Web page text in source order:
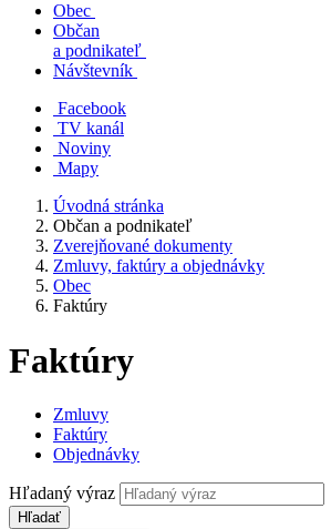
Obec
Občan
a podnikateľ
Návštevník
Facebook
TV kanál
Noviny
Mapy
Úvodná stránka
Občan a podnikateľ
Zverejňované dokumenty
Zmluvy, faktúry a objednávky
Obec
Faktúry
Faktúry
Zmluvy
Faktúry
Objednávky
Hľadaný výraz
Hľadať